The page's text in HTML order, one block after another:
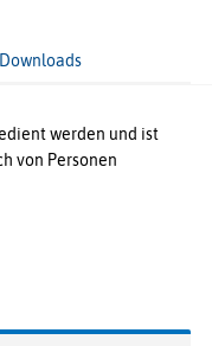
Downloads
werden und ist
von Personen